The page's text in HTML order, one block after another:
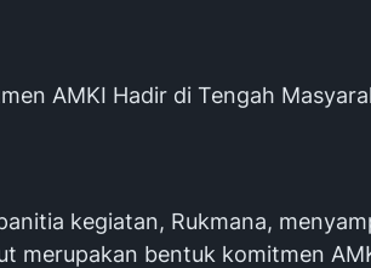
AMKI Hadir di Tengah
kegiatan, Rukmana,
merupakan bentuk komitmen